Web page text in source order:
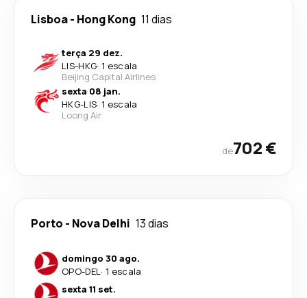
Lisboa- Hong Kong 11 dias
terça 29 dez.
LIS-HKG· 1 escala
Beijing Capital Airlines
sexta 08 jan.
HKG-LIS· 1 escala
Loong Air
de702 €
Porto - Nova Delhi 13 dias
domingo 30 ago.
OPO-DEL· 1 escala
sexta 11 set.